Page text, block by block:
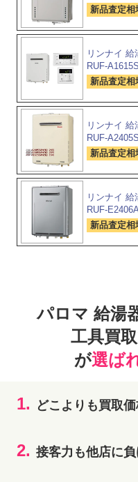
新品査定相
リンナイ 給
RUF-
新品査定相
リンナイ 給
RUF-
新品査定相
リンナイ 給
RUF-
新品査定相
パロマ 給湯
工具買
が選ば
1. どこよりも買取
2. 接客力も他店に